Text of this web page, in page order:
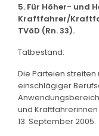
5. Für Höher- und
Kraftfahrer/
TVöD (Rn. 33).
Tatbestand:
Die Parteien
einschlägiger
und
13. September 2005.